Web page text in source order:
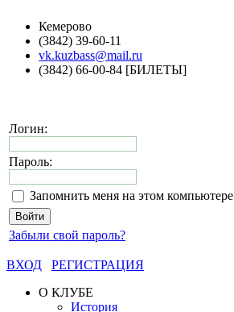
Кемерово
(3842) 39-60-11
vk.kuzbass@mail.ru
(3842) 66-00-84 [БИЛЕТЫ]
Логин:
Пароль:
Запомнить меня на этом компьютере
Забыли свой пароль?
ВХОД
РЕГИСТРАЦИЯ
О КЛУБЕ
История